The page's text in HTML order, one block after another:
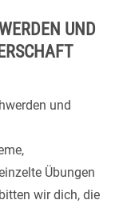
UND
und
Übungen
wir dich, die